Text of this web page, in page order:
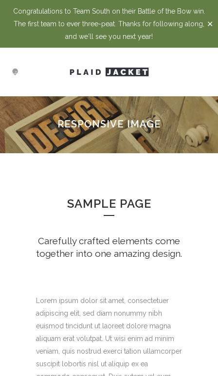
Congratulations to Team South on their Battle of the Bow win.
The first team to ever three-peat. Thanks for following along,
and we'll see you next year!
✕
RESPONSIVE IMAGE
SAMPLE PAGE
Carefully crafted elements come
together into one amazing design.
Lorem ipsum dolor sit amet, consectetuer
adipiscing elit, sed diam nonummy nibh
euismod tincidunt ut laoreet dolore magna
aliquam erat volutpat. Ut wisi enim ad minim
veniam, quis nostrud exerci tation ullamcorper
suscipit lobortis nisl ut aliquip ex ea